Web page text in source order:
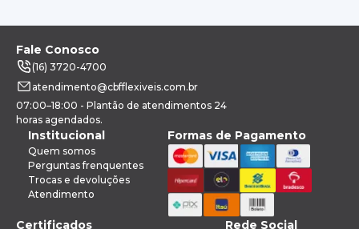
Fale Conosco
(16) 3720-4700
atendimento@cbfflexiveis.com.br
07:00–18:00 - Plantão de atendimentos 24
horas agendados.
Institucional
Quem somos
Perguntas frenquentes
Trocas e devoluções
Atendimento
Formas de Pagamento
Certificados Rede Social